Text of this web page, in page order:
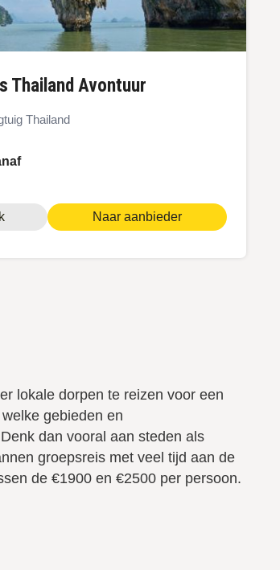
Thailand Avontuur
Thailand
Naar aanbieder
lokale dorpen te reizen voor een
gebieden en
dan vooral aan steden als
groepsreis met veel tijd aan de
de €1900 en €2500 per persoon.